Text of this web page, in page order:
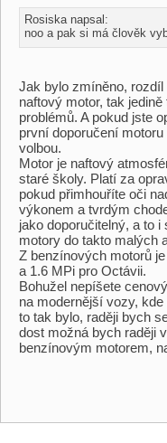
Rosiska napsal:
noo a pak si má člověk
Jak bylo zmíněno,
naftový motor, tak
problémů. A pokud jste
první doporučení
volbou.
Motor je naftový
staré školy. Platí za
pokud přimhouříte oči
výkonem a tvrdým
jako doporučitelný, a to
motory do takto malých
Z benzínových motorů
a 1.6 MPi pro Octávii.
Bohužel nepíšete
na modernější vozy,
to tak bylo, raději bych
dost možná bych raději
benzínovým motorem,